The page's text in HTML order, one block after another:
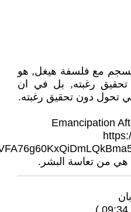
مع فلسفة هيغل, هو
رغبته, بل في ان
تحول دون تحقيق رغبته.
Emancipation
هي من تعاسة البشر.